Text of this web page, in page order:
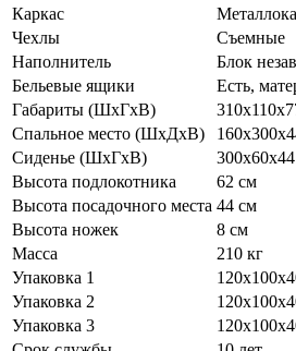
Каркас
Чехлы
Съемные
Наполнитель
Блок
Бельевые ящики
Есть,
Габариты (ШхГхВ)
Спальное место (ШхДхВ)
Сиденье (ШхГхВ)
Высота подлокотника
62 см
Высота посадочного места 44 см
Высота ножек
8 см
Масса
210 кг
Упаковка 1
Упаковка 2
Упаковка 3